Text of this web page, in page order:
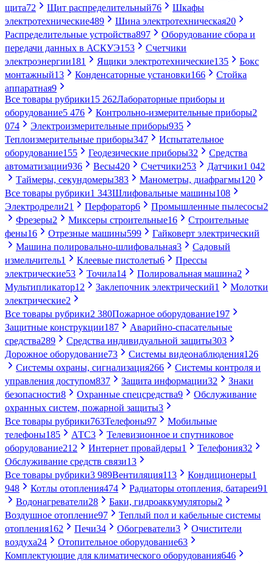
щита72 Щит распределительный76
Шкафы
электротехнические489 Шина электротехническая20
Распределительные устройства897
Оборудование сбора и
передачи данных в АСКУЭ153
Счетчики
электроэнергии181 Ящики электротехнические135
Бокс
монтажный13 Конденсаторные установки166
Стойка
аппаратная9
Все товары рубрики15 262Лабораторные приборы и
оборудование5 476 Контрольно-измерительные приборы2
074
Электроизмерительные приборы935
Теплоизмерительные приборы347
Испытательное
оборудование155 Геодезические приборы32
Средства
автоматизации936 Весы420 Счетчики253 Датчики1 042
Таймеры, секундомеры383 Манометры, диафрагмы120
Все товары рубрики1 343Шлифовальные машины108
Электродрели21 Перфоратор6 Промышленные пылесосы2
Фрезеры2 Миксеры строительные16
Строительные
фены16 Отрезные машины599
Гайковерт электрический
Машина полировально-шлифовальная3
Садовый
измельчитель1 Клеевые пистолеты6
Прессы
электрические53 Точила14 Полировальная машина2
Мультипликатор12 Заклепочник электрический1
Молотки
электрические2
Все товары рубрики2 380Пожарное оборудование197
Защитные конструкции187
Аварийно-спасательные
средства289 Средства индивидуальной защиты303
Дорожное оборудование73 Системы видеонаблюдения126
Системы охраны, сигнализация266
Системы контроля и
управления доступом837 Защита информации32
Знаки
безопасности8 Охранные спецсредства9
Обслуживание
охранных систем, пожарной защиты3
Все товары рубрики763Телефоны97
Мобильные
телефоны185 АТС3
Телевизионное и спутниковое
оборудование212 Интернет провайдеры1 Телефония32
Обслуживание средств связи13
Все товары рубрики3 989Вентиляция113 Кондиционеры1
948
Котлы отопления474 Радиаторы отопления, батареи91
Водонагреватели28 Баки, гидроаккумуляторы2
Воздушное отопление97
Теплый пол и кабельные системы
отопления162 Печи34 Обогреватели3
Очистители
воздуха24 Отопительное оборудование63
Комплектующие для климатического оборудования646